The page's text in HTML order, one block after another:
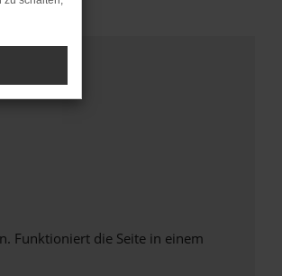
Funktioniert die Seite in einem